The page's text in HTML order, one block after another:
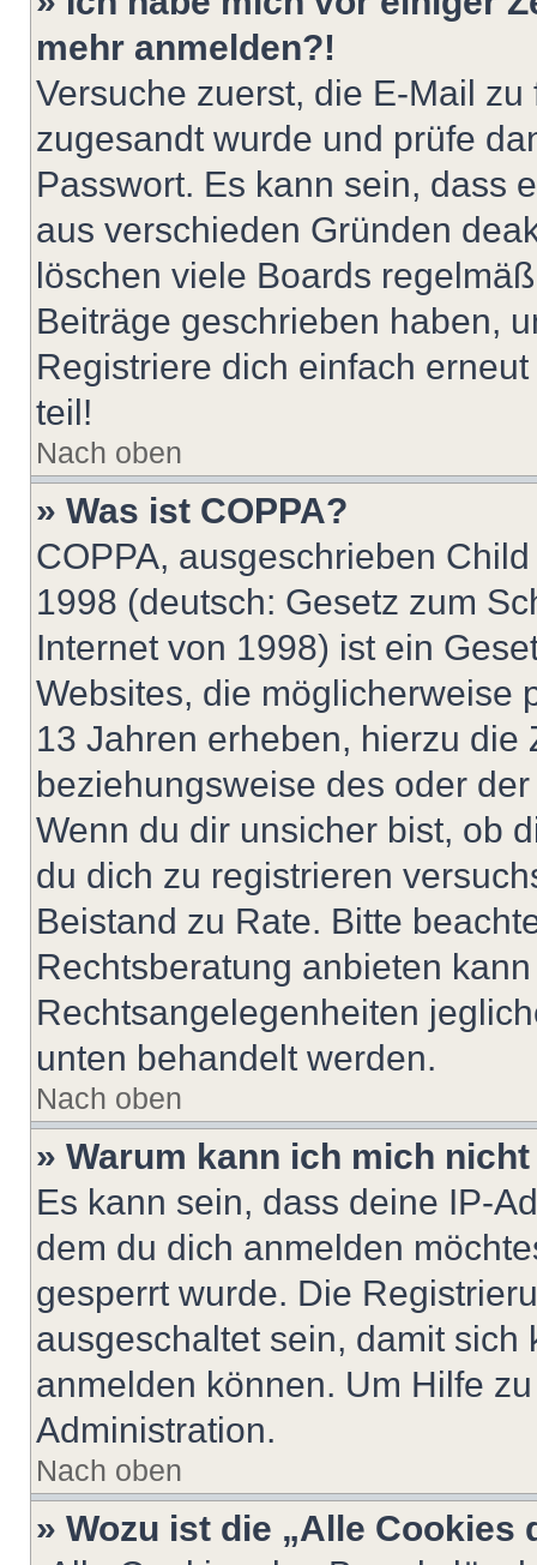
mehr anmelden?!
Versuche zuerst, die E-Mail
zugesandt wurde und prüfe
Passwort. Es kann sein, dass
aus verschieden Gründen
löschen viele Boards
Beiträge geschrieben haben,
Registriere dich einfach
teil!
Nach oben
» Was ist COPPA?
COPPA, ausgeschrieben
1998 (deutsch: Gesetz zum
Internet von 1998) ist ein
Websites, die möglicherweise
13 Jahren erheben, hierzu die
beziehungsweise des oder
Wenn du dir unsicher bist, ob
du dich zu registrieren
Beistand zu Rate. Bitte
Rechtsberatung anbieten
Rechtsangelegenheiten
unten behandelt werden.
Nach oben
» Warum kann ich mich
Es kann sein, dass deine IP-
dem du dich anmelden
gesperrt wurde. Die
ausgeschaltet sein, damit
anmelden können. Um Hilfe
Administration.
Nach oben
» Wozu ist die „Alle